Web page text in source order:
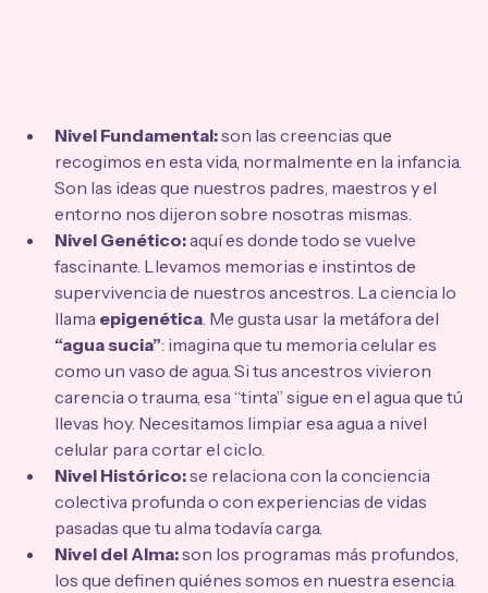
Nivel Fundamental: son las creencias que
recogimos en esta vida, normalmente en la infancia.
Son las ideas que nuestros padres, maestros y el
entorno nos dijeron sobre nosotras mismas.
Nivel Genético: aquí es donde todo se vuelve
fascinante. Llevamos memorias e instintos de
supervivencia de nuestros ancestros. La ciencia lo
llama epigenética. Me gusta usar la metáfora del
“agua sucia”: imagina que tu memoria celular es
como un vaso de agua. Si tus ancestros vivieron
carencia o trauma, esa “tinta” sigue en el agua que tú
llevas hoy. Necesitamos limpiar esa agua a nivel
celular para cortar el ciclo.
Nivel Histórico: se relaciona con la conciencia
colectiva profunda o con experiencias de vidas
pasadas que tu alma todavía carga.
Nivel del Alma: son los programas más profundos,
los que definen quiénes somos en nuestra esencia.